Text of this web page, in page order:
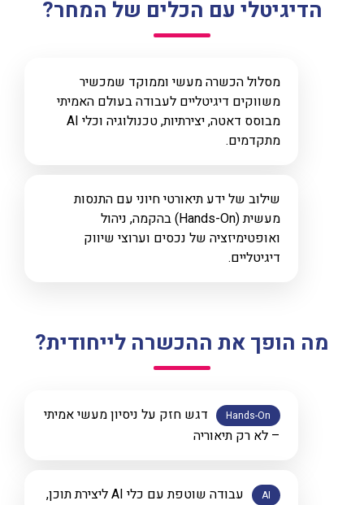
הדיגיטלי עם הכלים של המחר?
מסלול הכשרה מעשי וממוקד שמכשיר
משווקים דיגיטליים לעבודה בעולם האמיתי
מבוסס דאטה, יצירתיות, טכנולוגיה וכלי AI
מתקדמים.
שילוב של ידע תיאורטי חיוני עם התנסות
מעשית (Hands-On) בהקמה, ניהול
ואופטימיזציה של נכסים וערוצי שיווק
דיגיטליים.
מה הופך את ההכשרה לייחודית?
Hands-On
דגש חזק על ניסיון מעשי אמיתי
– לא רק תיאוריה
AI
עבודה שוטפת עם כלי AI ליצירת תוכן,